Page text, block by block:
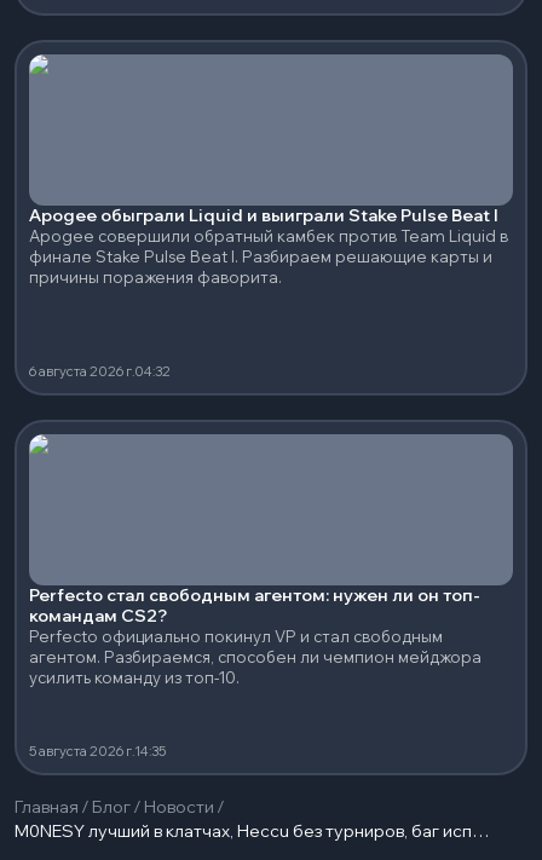
Apogee обыграли Liquid и выиграли Stake Pulse Beat I
Apogee совершили обратный камбек против Team Liquid в
финале Stake Pulse Beat I. Разбираем решающие карты и
причины поражения фаворита.
6 августа 2026 г.04:32
Perfecto стал свободным агентом: нужен ли он топ-
командам CS2?
Perfecto официально покинул VP и стал свободным
агентом. Разбираемся, способен ли чемпион мейджора
усилить команду из топ-10.
5 августа 2026 г.14:35
Главная / Блог/ Новости /
M0NESY лучший в клатчах, Heccu без турниров, баг исправлен